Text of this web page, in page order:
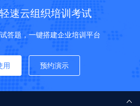
速云组织培训考试
答题，一键搭建企业培训平台
用 预约演示